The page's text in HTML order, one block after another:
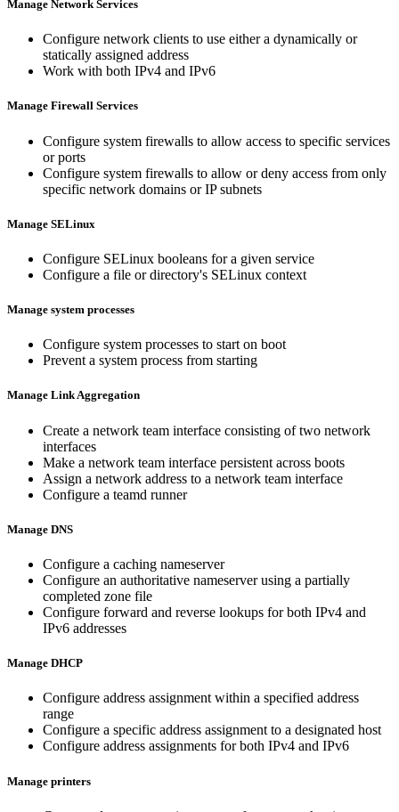
Manage Network Services
Configure network clients to use either a dynamically or
statically assigned address
Work with both IPv4 and IPv6
Manage Firewall Services
Configure system firewalls to allow access to specific services
or ports
Configure system firewalls to allow or deny access from only
specific network domains or IP subnets
Manage SELinux
Configure SELinux booleans for a given service
Configure a file or directory's SELinux context
Manage system processes
Configure system processes to start on boot
Prevent a system process from starting
Manage Link Aggregation
Create a network team interface consisting of two network
interfaces
Make a network team interface persistent across boots
Assign a network address to a network team interface
Configure a teamd runner
Manage DNS
Configure a caching nameserver
Configure an authoritative nameserver using a partially
completed zone file
Configure forward and reverse lookups for both IPv4 and
IPv6 addresses
Manage DHCP
Configure address assignment within a specified address
range
Configure a specific address assignment to a designated host
Configure address assignments for both IPv4 and IPv6
Manage printers